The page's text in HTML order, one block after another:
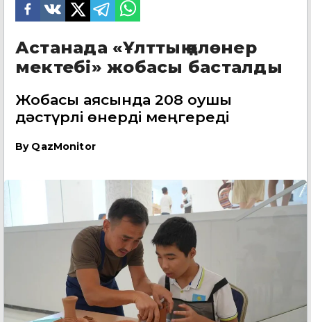
Астанада «Ұлттық қолөнер
мектебі» жобасы басталды
Жобасы аясында 208 оқушы
дәстүрлі өнерді меңгереді
By QazMonitor